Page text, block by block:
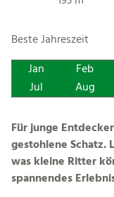
Beste Jahreszeit
Jan
Feb
Jul
Aug
Für junge
gestohlene Schatz.
was kleine Ritter
spannendes